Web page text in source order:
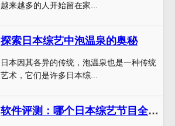
越来越多的人开始留在家...
探索日本综艺中泡温泉的奥秘
日本因其各异的传统，泡温泉也是一种传统
艺术，它们是许多日本综...
软件评测：哪个日本综艺节目全集软件更好用？